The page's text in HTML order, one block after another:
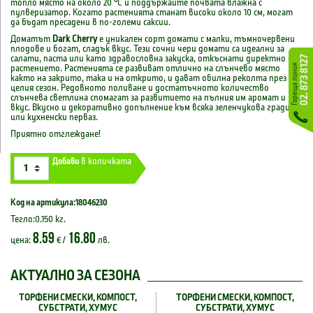
топло място на около 20 °C и поддържайте почвата влажна с
пулверизатор. Когато растенията станат високи около 10 см, могат
да бъдат пресадени в по-големи саксии.
Доматът Dark Cherryе уникален сорт домати с малки, тъмночервени
плодове и богат, сладък вкус. Тези сочни чери домати са идеални за
салати, паста или като здравословна закуска, откъснати директно от
растението. Растенията се развиват отлично на слънчево място
както на закрито, така и на открито, и дават обилна реколта през
целия сезон. Редовното поливане и достатъчното количество
слънчева светлина спомагат за развитието на пълния им аромат и
вкус. Вкусно и декоративно допълнение към всяка зеленчукова градина
или кухненски перваз.
Приятно отглеждане!
Добави в количката
Код на артикула:18046230
Тегло:0.150 кг.
цена: 8.59 € / 16.80 лв.
АКТУАЛНО ЗА СЕЗОНА
ТОРФЕНИ СМЕСКИ, КОМПОСТ,
СУБСТРАТИ, ХУМУС
ТОРФЕНИ СМЕСКИ, КОМПОСТ,
СУБСТРАТИ, ХУМУС